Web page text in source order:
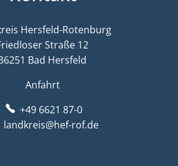
Hersfeld-Rotenburg
Straße 12
Bad Hersfeld
Anfahrt
+49 6621 87-0
landkreis@hef-rof.de